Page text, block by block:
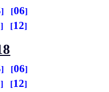
06
12
06
12